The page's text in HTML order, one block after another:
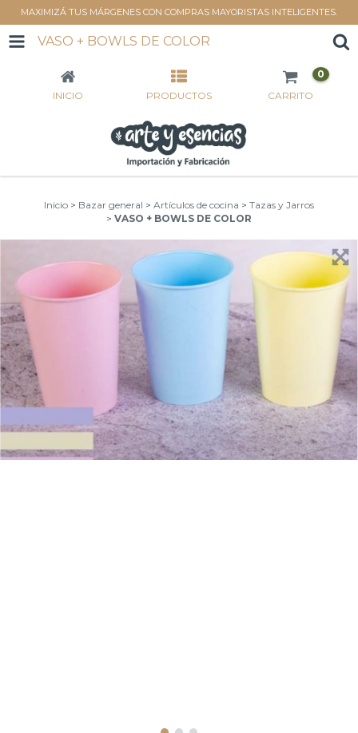
MAXIMIZÁ TUS MÁRGENES CON COMPRAS MAYORISTAS INTELIGENTES.
VASO + BOWLS DE COLOR
INICIO PRODUCTOS CARRITO
0
Inicio > Bazar general > Artículos de cocina > Tazas y Jarros
> VASO + BOWLS DE COLOR